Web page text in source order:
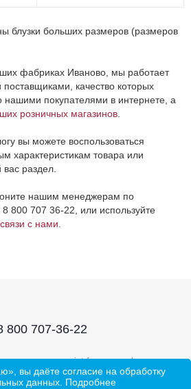
блузки больших размеров (размеров
фабриках Иваново, мы работает
качество которых
нашими покупателями в интернете, а
розничных магазинов
вы можете воспользоваться
характеристикам товара или
раздел.
нашим менеджерам по
800 707 36-22, или используйте
с нами
800 707-36-22
нас по слову ivtrf или ивтрф
вы даёте согласие на обработку
данных. Подробнее